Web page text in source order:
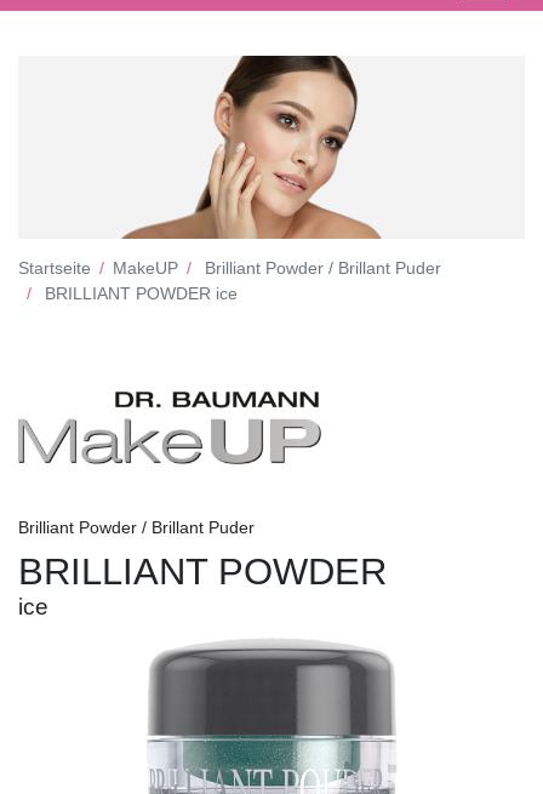
Startseite MakeUP
Brilliant Powder / Brillant Puder
BRILLIANT POWDER ice
Brilliant Powder / Brillant Puder
BRILLIANT POWDER
ice